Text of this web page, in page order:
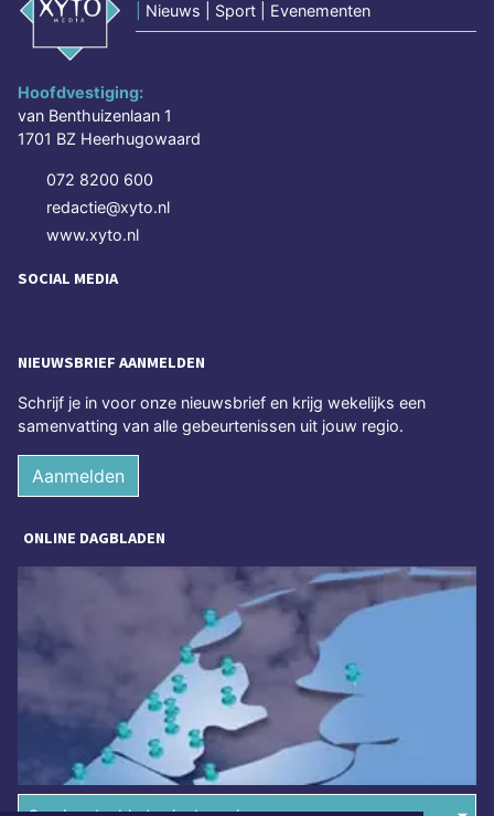
Nieuws | Sport | Evenementen
Hoofdvestiging:
van Benthuizenlaan 1
1701 BZ Heerhugowaard
072 8200 600
redactie@xyto.nl
www.xyto.nl
SOCIAL MEDIA
NIEUWSBRIEF AANMELDEN
Schrijf je in voor onze nieuwsbrief en krijg wekelijks een
samenvatting van alle gebeurtenissen uit jouw regio.
Aanmelden
ONLINE DAGBLADEN